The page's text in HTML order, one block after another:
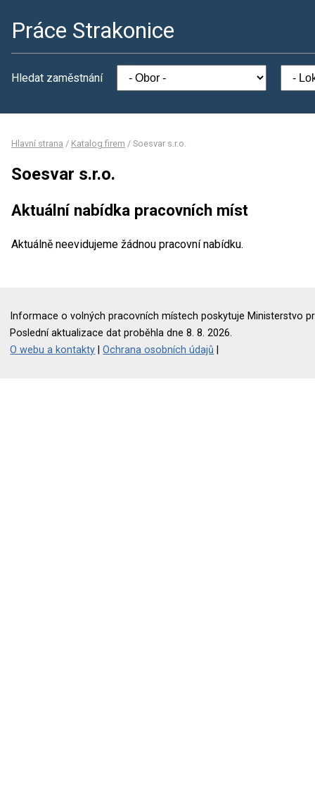
Práce Strakonice
Hledat zaměstnání
Hlavní strana / Katalog firem / Soesvar s.r.o.
Soesvar s.r.o.
Aktuální nabídka pracovních míst
Aktuálně neevidujeme žádnou pracovní nabídku.
Informace o volných pracovních místech poskytuje Ministerstvo
Poslední aktualizace dat proběhla dne 8. 8. 2026.
O webu a kontakty |Ochrana osobních údajů